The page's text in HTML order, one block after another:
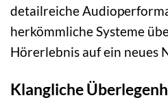
detailreiche
herkömmliche Systeme
Hörerlebnis auf ein neues
Klangliche